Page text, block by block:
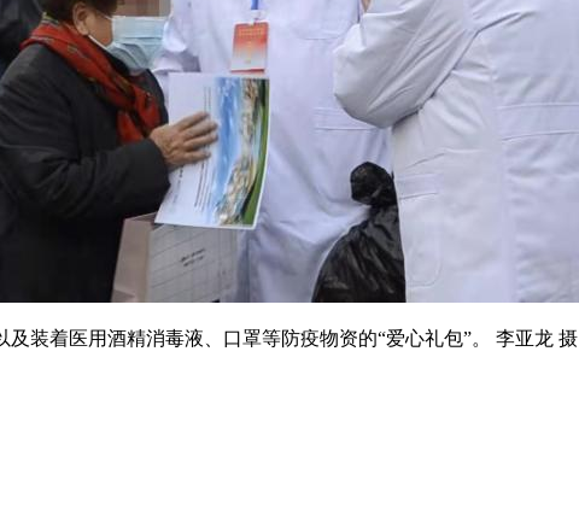
装着医用酒精消毒液、口罩等防疫物资的“爱心礼包”。 李亚龙 摄